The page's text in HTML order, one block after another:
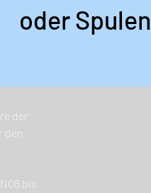
oder Spulen
der
den
bis